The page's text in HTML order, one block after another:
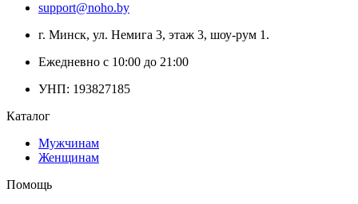
support@noho.by
г. Минск, ул. Немига 3, этаж 3, шоу-рум 1.
Ежедневно с 10:00 до 21:00
УНП: 193827185
Каталог
Мужчинам
Женщинам
Помощь